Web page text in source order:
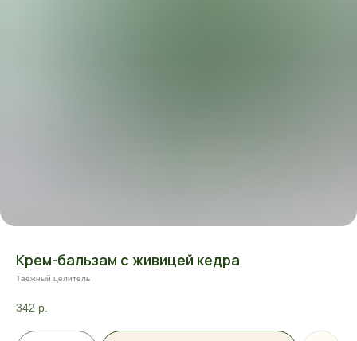
Крем-бальзам с живицей кедра
Таёжный целитель
342 р.